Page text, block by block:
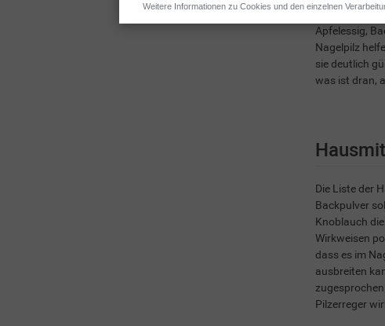
Apfelessig,
Nagelpilz
sie deutlich
was ist dran,
Die Liste der
Backpulver
Knoblauch
Wirkweisen
dass es im
ausbreiten
Pilzerreger